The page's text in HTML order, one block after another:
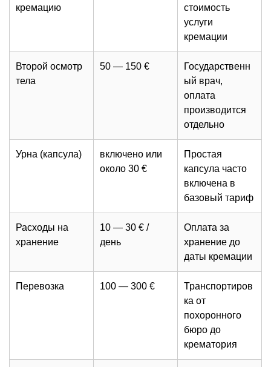
кремацию
стоимость
услуги
кремации
Второй осмотр
тела
50 — 150 €
Государственн
ый врач,
оплата
производится
отдельно
Урна (капсула)
включено или
около 30 €
Простая
капсула часто
включена в
базовый тариф
Расходы на
хранение
10 — 30 € /
день
Оплата за
хранение до
даты кремации
Перевозка 100 — 300 €
Транспортиров
ка от
похоронного
бюро до
крематория